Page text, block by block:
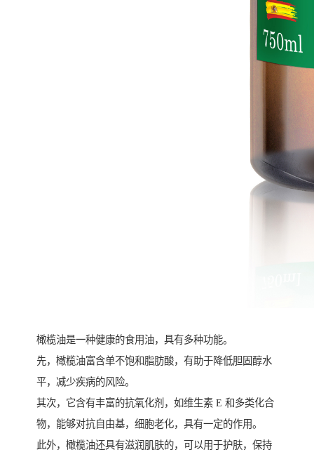
橄榄油是一种健康的食用油，具有多种功能。
先，橄榄油富含单不饱和脂肪酸，有助于降低胆固醇水
平，减少疾病的风险。
其次，它含有丰富的抗氧化剂，如维生素 E 和多类化合
物，能够对抗自由基，细胞老化，具有一定的作用。
此外，橄榄油还具有滋润肌肤的，可以用于护肤，保持